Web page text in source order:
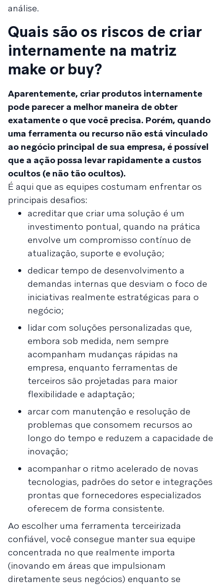
análise.
Quais são os riscos de criar
internamente na matriz
make or buy?
Aparentemente, criar produtos internamente
pode parecer a melhor maneira de obter
exatamente o que você precisa. Porém, quando
uma ferramenta ou recurso não está vinculado
ao negócio principal de sua empresa, é possível
que a ação possa levar rapidamente a custos
ocultos (e não tão ocultos).
É aqui que as equipes costumam enfrentar os
principais desafios:
acreditar que criar uma solução é um
investimento pontual, quando na prática
envolve um compromisso contínuo de
atualização, suporte e evolução;
dedicar tempo de desenvolvimento a
demandas internas que desviam o foco de
iniciativas realmente estratégicas para o
negócio;
lidar com soluções personalizadas que,
embora sob medida, nem sempre
acompanham mudanças rápidas na
empresa, enquanto ferramentas de
terceiros são projetadas para maior
flexibilidade e adaptação;
arcar com manutenção e resolução de
problemas que consomem recursos ao
longo do tempo e reduzem a capacidade de
inovação;
acompanhar o ritmo acelerado de novas
tecnologias, padrões do setor e integrações
prontas que fornecedores especializados
oferecem de forma consistente.
Ao escolher uma ferramenta terceirizada
confiável, você consegue manter sua equipe
concentrada no que realmente importa
(inovando em áreas que impulsionam
diretamente seus negócios) enquanto se